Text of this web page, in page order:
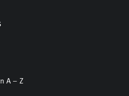
A – Z